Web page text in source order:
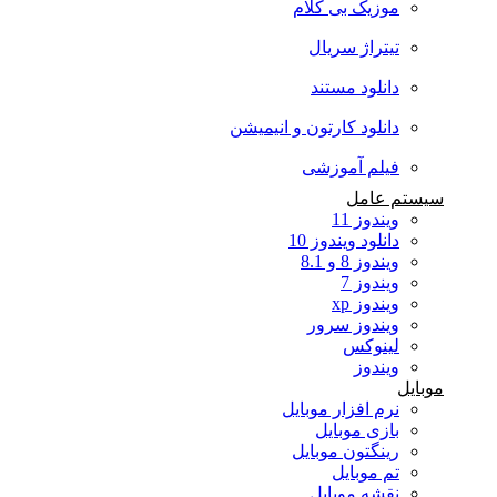
موزیک بی کلام
تیتراژ سریال
دانلود مستند
دانلود کارتون و انیمیشن
فیلم آموزشی
سیستم عامل
ویندوز 11
دانلود ویندوز 10
ویندوز 8 و 8.1
ویندوز 7
ویندوز xp
ویندوز سرور
لینوکس
ویندوز
نرم افزار موبایل
بازی موبایل
رینگتون موبایل
تم موبایل
نقشه موبایل